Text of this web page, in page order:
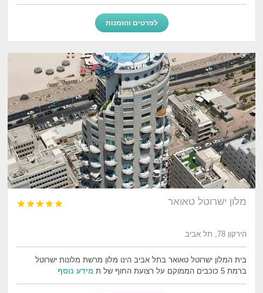
לפרטים והזמנות
מלון ישרוטל טאואר 




הירקון 78, תל אביב
בית המלון ישרוטל טאואר בתל אביב הינו מלון מרשת מלונות ישרוטל
ברמת 5 כוכבים הממוקם על רצועת החוף של ת
מידע נוסף